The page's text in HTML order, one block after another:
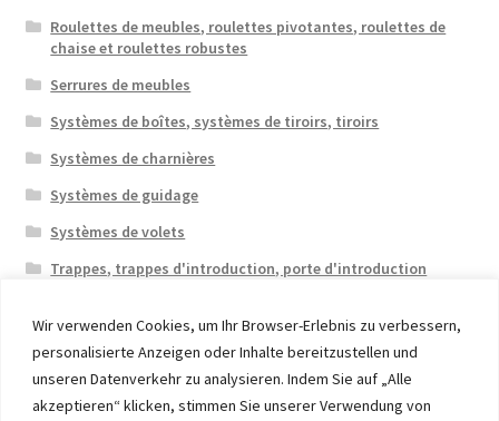
Wir verwenden Cookies, um Ihr Browser-Erlebnis zu verbessern,
personalisierte Anzeigen oder Inhalte bereitzustellen und
unseren Datenverkehr zu analysieren. Indem Sie auf „Alle
akzeptieren“ klicken, stimmen Sie unserer Verwendung von
Roulettes de meubles, roulettes pivotantes, roulettes de
chaise et roulettes robustes
Serrures de meubles
Systèmes de boîtes, systèmes de tiroirs, tiroirs
Systèmes de charnières
Systèmes de guidage
Systèmes de volets
Trappes, trappes d'introduction, porte d'introduction